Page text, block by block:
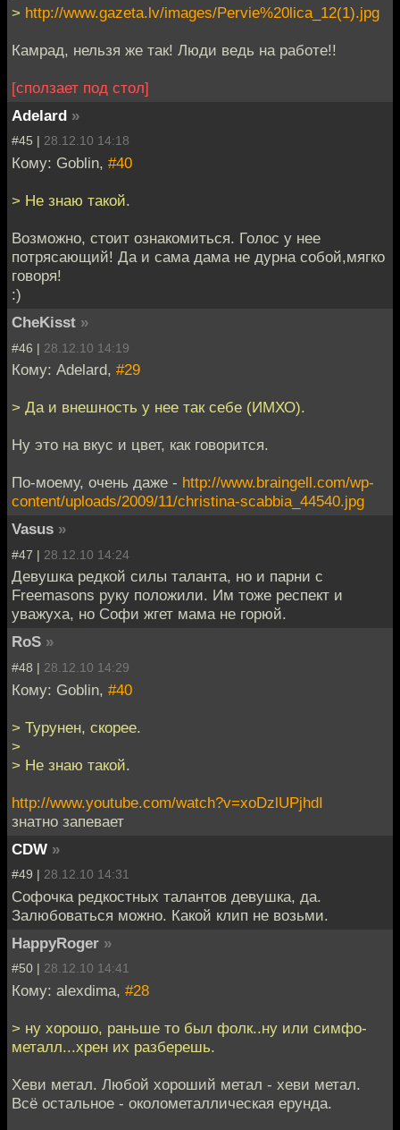
> http://www.gazeta.lv/images/Pervie%20lica_12(1).jpg
Камрад, нельзя же так! Люди ведь на работе!!
[сползает под стол]
Adelard »
#45 | 28.12.10 14:18
Кому: Goblin, #40
> Не знаю такой.
Возможно, стоит ознакомиться. Голос у нее
потрясающий! Да и сама дама не дурна собой,мягко
говоря!
:)
CheKisst »
#46 | 28.12.10 14:19
Кому: Adelard, #29
> Да и внешность у нее так себе (ИМХО).
Ну это на вкус и цвет, как говорится.
По-моему, очень даже - http://www.braingell.com/wp-
content/uploads/2009/11/christina-scabbia_44540.jpg
Vasus »
#47 | 28.12.10 14:24
Девушка редкой силы таланта, но и парни с
Freemasons руку положили. Им тоже респект и
уважуха, но Софи жгет мама не горюй.
RoS »
#48 | 28.12.10 14:29
Кому: Goblin, #40
> Турунен, скорее.
>
> Не знаю такой.
http://www.youtube.com/watch?v=xoDzlUPjhdI
знатно запевает
CDW »
#49 | 28.12.10 14:31
Софочка редкостных талантов девушка, да.
Залюбоваться можно. Какой клип не возьми.
HappyRoger »
#50 | 28.12.10 14:41
Кому: alexdima, #28
> ну хорошо, раньше то был фолк..ну или симфо-
металл...хрен их разберешь.
Хеви метал. Любой хороший метал - хеви метал.
Всё остальное - околометаллическая ерунда.